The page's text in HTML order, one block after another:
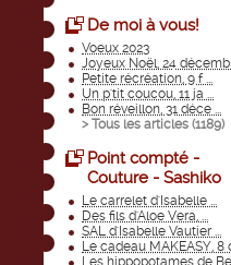
De moi à vous!
Voeux 2023
Joyeux Noël, 24 décemb
Petite récréation, 9 f ...
Un p'tit coucou, 11 ja ...
Bon réveillon, 31 déce ...
> Tous les articles (1189)
Point compté -
Couture - Sashiko
Le carrelet d'Isabelle ...
Des fils d'Aloe Vera, ...
SAL d'Isabelle Vautier ...
Le cadeau MAKEASY, 8
Les hippopotames de Be